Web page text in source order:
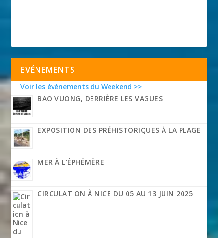
EVÉNEMENTS
Voir les événements du Weekend >>
BAO VUONG, DERRIÈRE LES VAGUES
EXPOSITION DES PRÉHISTORIQUES À LA PLAGE
MER À L’ÉPHÉMÈRE
CIRCULATION À NICE DU 05 AU 13 JUIN 2025